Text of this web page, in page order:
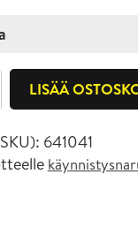
LISÄÄ
641041